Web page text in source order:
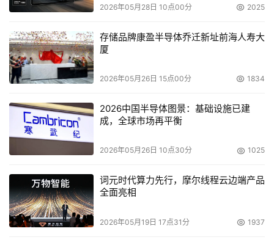
2026年05月28日 10点00分 2025
存储品牌康盈半导体乔迁新址前海人寿大
厦
2026年05月26日 15点00分 1834
2026中国半导体图景：基础设施已建
成，全球市场再平衡
2026年05月26日 10点30分 1025
词元时代算力先行，摩尔线程云边端产品
全面亮相
2026年05月19日 17点31分 1937